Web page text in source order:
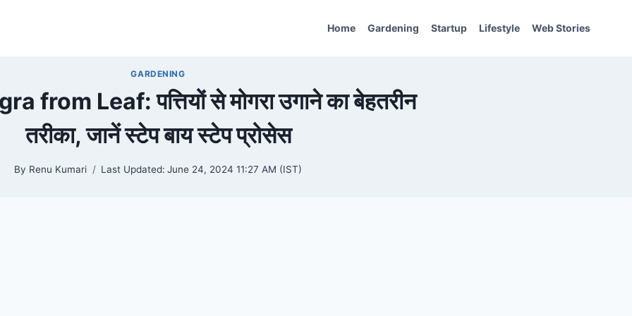
Home Gardening Startup Lifestyle Web Stories
GARDENING
from Leaf: पत्तियों से मोगरा उगाने का बेहतरीन
तरीका, जानें स्टेप बाय स्टेप प्रोसेस
By Renu Kumari Last Updated: June 24, 2024 11:27 AM (IST)